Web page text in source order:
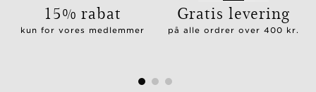
15% rabat
kun for vores medlemmer
Gratis levering
på alle ordrer over 400 kr.